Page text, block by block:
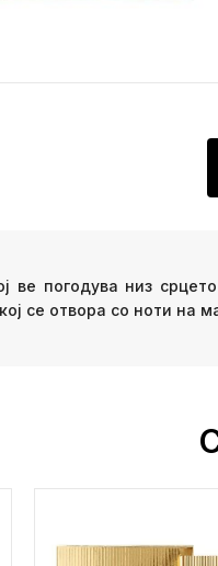
ве погодува низ
се отвора со ноти